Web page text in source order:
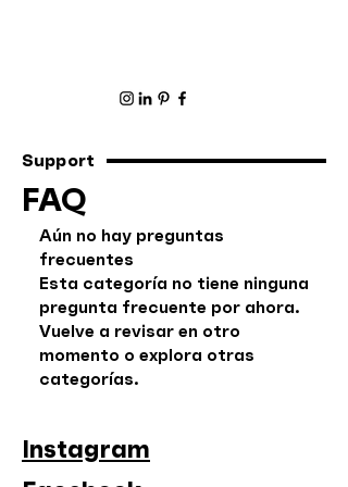
Support
FAQ
Aún no hay preguntas
frecuentes
Esta categoría no tiene ninguna
pregunta frecuente por ahora.
Vuelve a revisar en otro
momento o explora otras
categorías.
Instagram